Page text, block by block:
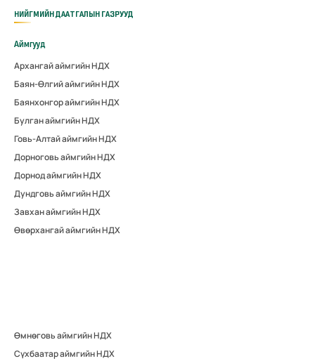
НИЙГМИЙН ДААТГАЛЫН ГАЗРУУД
Аймгууд
Архангай аймгийн НДХ
Баян-Өлгий аймгийн НДХ
Баянхонгор аймгийн НДХ
Булган аймгийн НДХ
Говь-Алтай аймгийн НДХ
Дорноговь аймгийн НДХ
Дорнод аймгийн НДХ
Дундговь аймгийн НДХ
Завхан аймгийн НДХ
Өвөрхангай аймгийн НДХ
Өмнөговь аймгийн НДХ
Сүхбаатар аймгийн НДХ